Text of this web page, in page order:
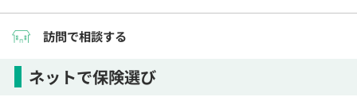
訪問で相談する
ネットで保険選び